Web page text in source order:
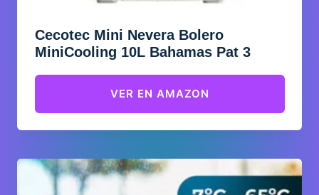
Cecotec Mini Nevera Bolero
MiniCooling 10L Bahamas Pat 3
VER EN AMAZON